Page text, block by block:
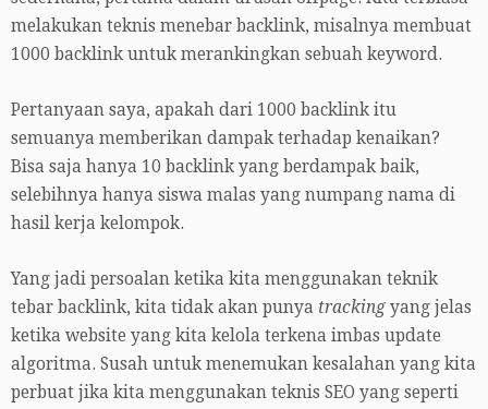
melakukan teknis menebar backlink, misalnya membuat
1000 backlink untuk merankingkan sebuah keyword.
Pertanyaan saya, apakah dari 1000 backlink itu
semuanya memberikan dampak terhadap kenaikan?
Bisa saja hanya 10 backlink yang berdampak baik,
selebihnya hanya siswa malas yang numpang nama di
hasil kerja kelompok.
Yang jadi persoalan ketika kita menggunakan teknik
tebar backlink, kita tidak akan punya tracking yang jelas
ketika website yang kita kelola terkena imbas update
algoritma. Susah untuk menemukan kesalahan yang kita
perbuat jika kita menggunakan teknis SEO yang seperti